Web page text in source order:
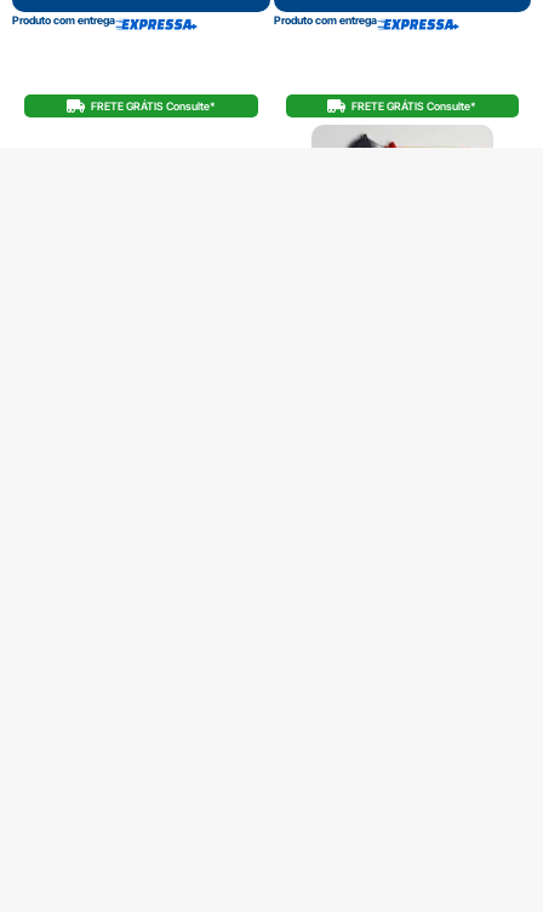
Produto com entrega Produto com entrega
FRETE GRÁTIS Consulte* FRETE GRÁTIS Consulte*